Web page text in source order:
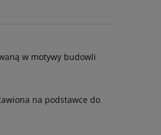
w motywy budowli
na podstawce do